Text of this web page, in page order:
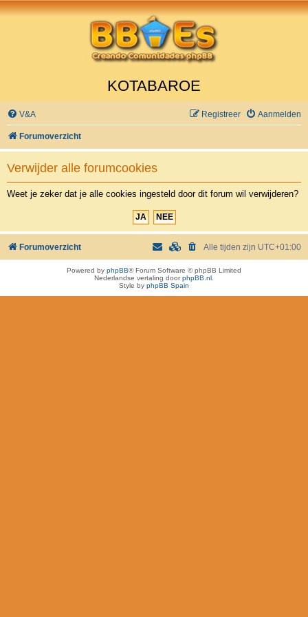
KOTABAROE
V&A Aanmelden
Registreer
Forumoverzicht
Verwijder alle forumcookies
Weet je zeker dat je alle cookies ingesteld door dit forum wil verwijderen?
Forumoverzicht Alle tijden zijn UTC+01:00
Powered by phpBB® Forum Software © phpBB Limited
Nederlandse vertaling doorphpBB.nl
Style by phpBB Spain